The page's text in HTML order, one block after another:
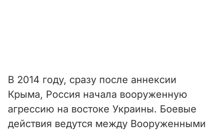
В 2014 году, сразу после аннексии
Крыма, Россия начала вооруженную
агрессию на востоке Украины. Боевые
действия ведутся между Вооруженными